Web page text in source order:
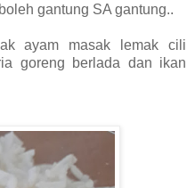
gantung SA gantung..
ayam masak lemak cili
goreng berlada dan ikan